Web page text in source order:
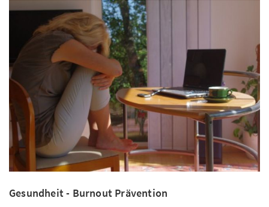
Gesundheit - Burnout Prävention